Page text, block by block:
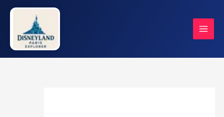
Aller
contenu